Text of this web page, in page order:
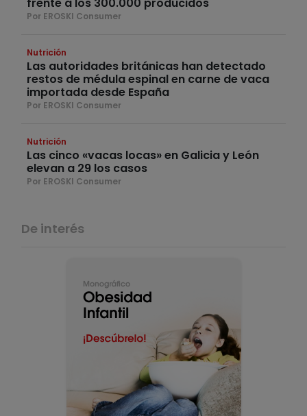
frente a los 300.000 producidos
Por EROSKI Consumer
Nutrición
Las autoridades británicas han detectado
restos de médula espinal en carne de vaca
importada desde España
Por EROSKI Consumer
Nutrición
Las cinco «vacas locas» en Galicia y León
elevan a 29 los casos
Por EROSKI Consumer
De interés